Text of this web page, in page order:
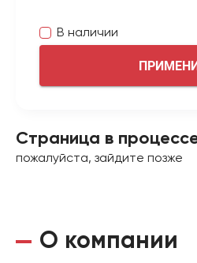
В наличии
Страница в
пожалуйста, зайдите позже
О компании